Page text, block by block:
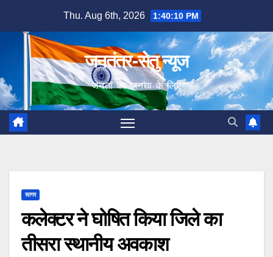
content
Thu. Aug 6th, 2026 1:40:11 PM
जनतंत्र-सेतु न्यूज
जनता का जनता के लिए
सागर
कलेक्टर ने घोषित किया जिले का
तीसरा स्थानीय अवकाश